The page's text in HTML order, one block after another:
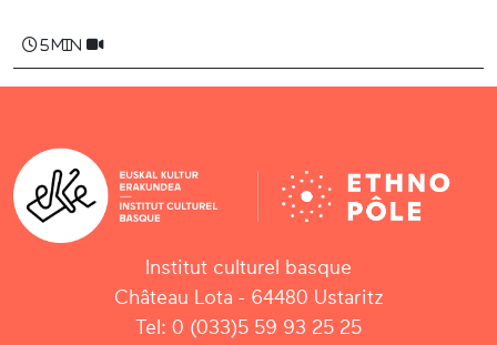
5 min
Institut culturel basque
Château Lota - 64480 Ustaritz
Tel: 0 (033)5 59 93 25 25